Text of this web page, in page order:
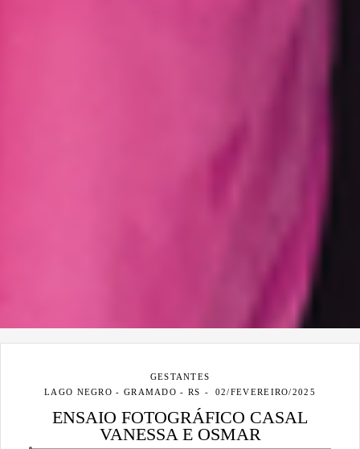
GESTANTES
LAGO NEGRO - GRAMADO - RS
02/FEVEREIRO/2025
ENSAIO FOTOGRÁFICO CASAL
VANESSA E OSMAR